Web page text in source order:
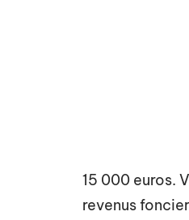
15 000 euros.
revenus